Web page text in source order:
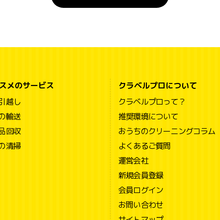
メのサービス
越し
輸送
回収
清掃
クラベルプロについて
クラベルプロって？
推奨環境について
おうちのクリーニングコラム
よくあるご質問
運営会社
新規会員登録
会員ログイン
お問い合わせ